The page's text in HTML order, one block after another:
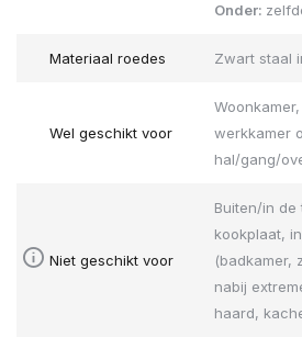
Onder:
Materiaal roedes Zwart staal
Wel geschikt voor
werkkamer
hal/gang/
Niet geschikt voor
Buiten/in
kookplaat,
(badkamer,
nabij
haard,